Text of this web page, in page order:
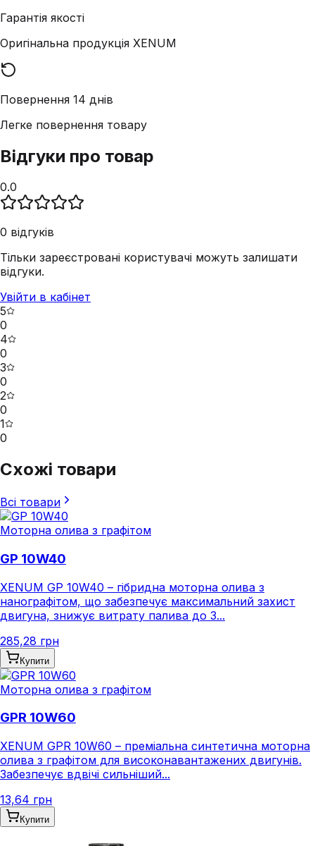
Гарантія якості
Оригінальна продукція XENUM
Повернення 14 днів
Легке повернення товару
Відгуки про товар
0.0
0 відгуків
Тільки зареєстровані користувачі можуть залишати
відгуки.
Увійти в кабінет
5
0
4
0
3
0
2
0
1
0
Схожі товари
Всі товари
Моторна олива з графітом
GP 10W40
XENUM GP 10W40 – гібридна моторна олива з
нанографітом, що забезпечує максимальний захист
двигуна, знижує витрату палива до 3...
285,28 грн
Купити
Моторна олива з графітом
GPR 10W60
XENUM GPR 10W60 – преміальна синтетична моторна
олива з графітом для високонавантажених двигунів.
Забезпечує вдвічі сильніший...
13,64 грн
Купити